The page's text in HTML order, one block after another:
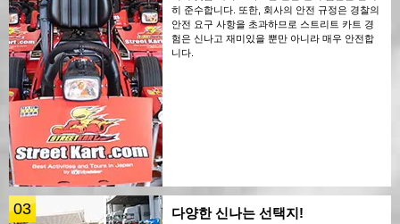
히 준수합니다. 또한, 회사의 안전 규정은 경찰의
안전 요구 사항을 초과하므로 스트리트 카트 경
험은 신나고 재미있을 뿐만 아니라 매우 안전합
니다.
03 다양한 신나는 선택지!